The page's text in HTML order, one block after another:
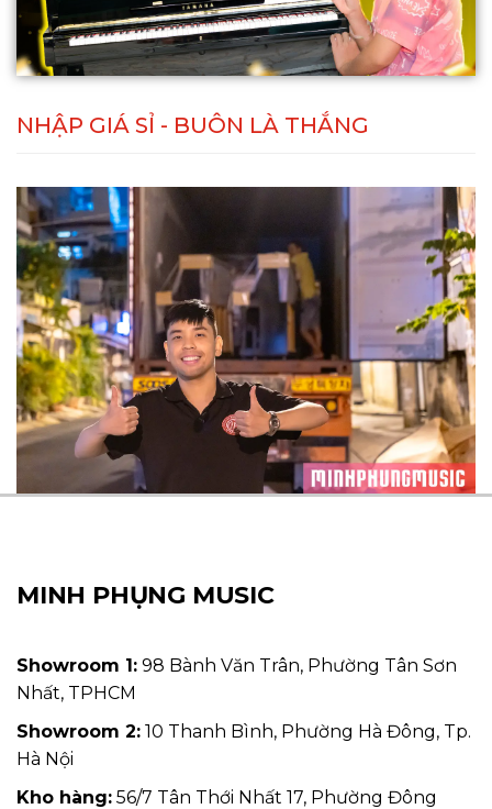
NHẬP GIÁ SỈ - BUÔN LÀ THẮNG
MINH PHỤNG MUSIC
Showroom 1: 98 Bành Văn Trân, Phường Tân Sơn
Nhất, TPHCM
Showroom 2: 10 Thanh Bình, Phường Hà Đông, Tp.
Hà Nội
Kho hàng: 56/7 Tân Thới Nhất 17, Phường Đông